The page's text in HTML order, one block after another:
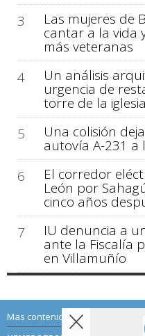
3
Las mujeres de
cantar a la vida
más veteranas
4
Un análisis
urgencia de
torre de la
5
Una colisión
autovía A-231
6
El corredor
León por
cinco años
7
IU denuncia a
ante la Fiscalía
en Villamuñío
Mas contenido de Sahagún